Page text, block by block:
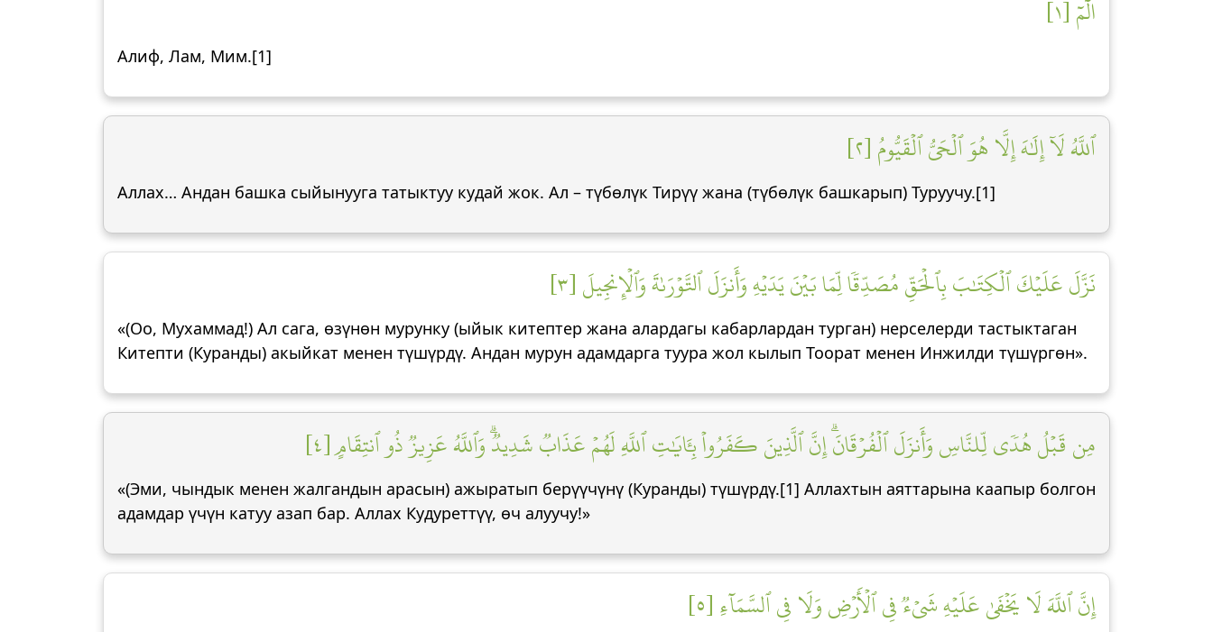
الٓمٓ [١]
Алиф, Лам, Мим.[1]
ٱللَّهُ لَآ إِلَٰهَ إِلَّا هُوَ ٱلۡحَيُّ ٱلۡقَيُّومُ [٢]
Аллах… Андан башка сыйынууга татыктуу кудай жок. Ал – түбөлүк Тирүү жана (түбөлүк башкарып) Туруучу.[1]
نَزَّلَ عَلَيۡكَ ٱلۡكِتَٰبَ بِٱلۡحَقِّ مُصَدِّقٗا لِّمَا بَيۡنَ يَدَيۡهِ وَأَنزَلَ ٱلتَّوۡرَىٰةَ وَٱلۡإِنجِيلَ [٣]
«(Оо, Мухаммад!) Ал сага, өзүнөн мурунку (ыйык китептер жана алардагы кабарлардан турган) нерселерди тастыктаган
Китепти (Куранды) акыйкат менен түшүрдү. Андан мурун адамдарга туура жол кылып Тоорат менен Инжилди түшүргөн».
مِن قَبۡلُ هُدٗى لِّلنَّاسِ وَأَنزَلَ ٱلۡفُرۡقَانَۗ إِنَّ ٱلَّذِينَ كَفَرُواْ بِـَٔايَٰتِ ٱللَّهِ لَهُمۡ عَذَابٞ شَدِيدٞۗ وَٱللَّهُ عَزِيزٞ ذُو ٱنتِقَامٍ [٤]
«(Эми, чындык менен жалгандын арасын) ажыратып берүүчүнү (Куранды) түшүрдү.[1] Аллахтын аяттарына каапыр болгон
адамдар үчүн катуу азап бар. Аллах Кудуреттүү, өч алуучу!»
إِنَّ ٱللَّهَ لَا يَخۡفَىٰ عَلَيۡهِ شَيۡءٞ فِي ٱلۡأَرۡضِ وَلَا فِي ٱلسَّمَآءِ [٥]